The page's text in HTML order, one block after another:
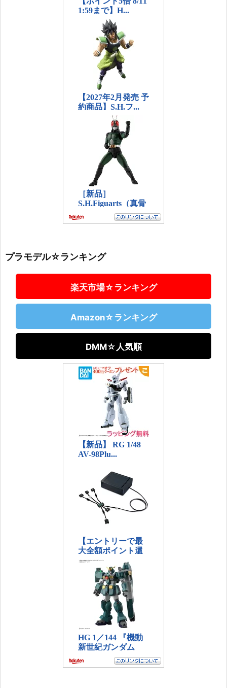
プラモデル☆ランキング
楽天市場☆ランキング
Amazon☆ランキング
DMM☆人気順